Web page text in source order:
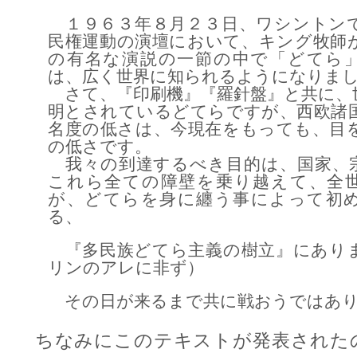
１９６３年８月２３日、ワシントン
民権運動の演壇において、キング牧師
の有名な演説の一節の中で「どてら
は、広く世界に知られるようになりま
さて、『印刷機』『羅針盤』と共に、
明とされているどてらですが、西欧諸
名度の低さは、今現在をもっても、目
の低さです。
我々の到達するべき目的は、国家、
これら全ての障壁を乗り越えて、全
が、どてらを身に纏う事によって初
る、
『多民族どてら主義の樹立』にあり
リンのアレに非ず）
その日が来るまで共に戦おうではあ
ちなみにこのテキストが発表された